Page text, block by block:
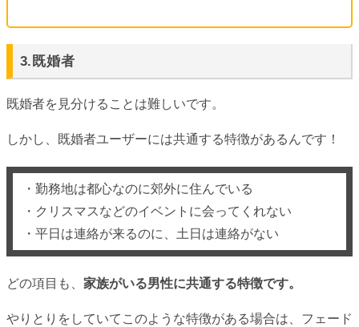
3.既婚者
既婚者を見分けることは難しいです。
しかし、既婚者ユーザーには共通する特徴があるんです！
・勤務地は都心なのに郊外に住んでいる
・クリスマスなどのイベントに会ってくれない
・平日は連絡が来るのに、土日は連絡がない
どの項目も、 家族がいる男性に共通する特徴です。
やりとりをしていてこのような特徴がある場合は、フェード